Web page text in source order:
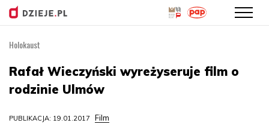
treści
Holokaust
Rafał Wieczyński wyreżyseruje film o
rodzinie Ulmów
PUBLIKACJA: 19.01.2017 Film